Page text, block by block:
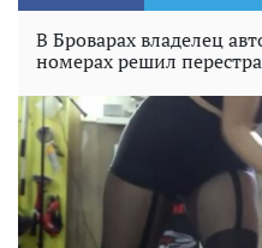
В Броварах владелец
номерах решил